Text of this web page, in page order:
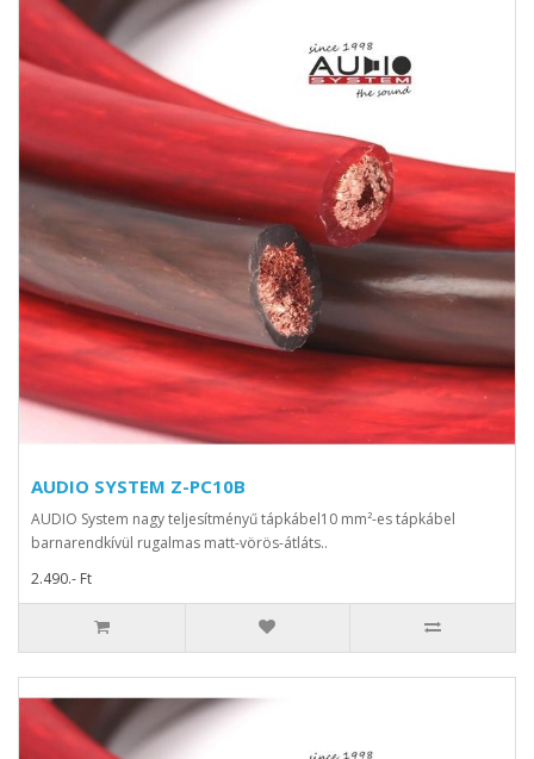
AUDIO SYSTEM Z-PC10B
AUDIO System nagy teljesítményű tápkábel10 mm²-es tápkábel
barnarendkívül rugalmas matt-vörös-átláts..
2.490.- Ft